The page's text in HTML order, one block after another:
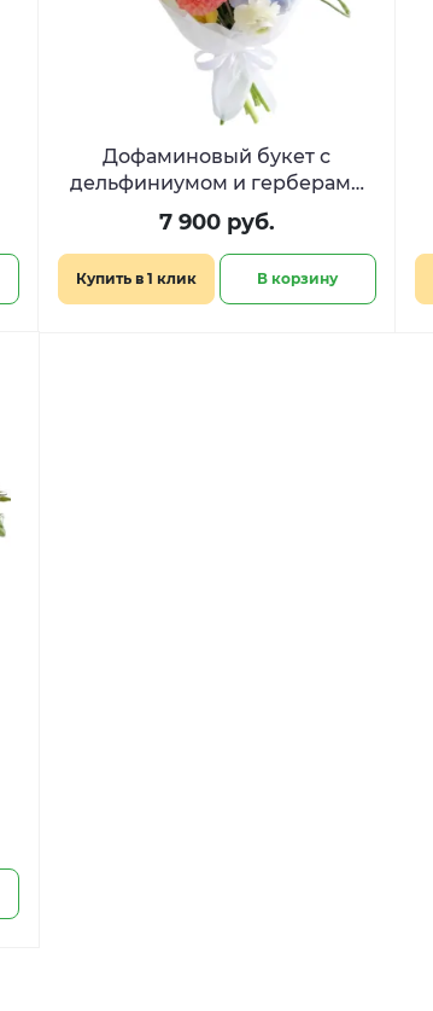
Дофаминовый букет с
дельфиниумом и герберами
«Цветочный коктейль»
7 900 руб.
Купить в 1 клик В корзину